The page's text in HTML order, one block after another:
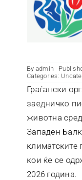
By admin
Categories:
Граѓански
заедничко
животна
Западен
климатските
кои ќе се
2026 година.